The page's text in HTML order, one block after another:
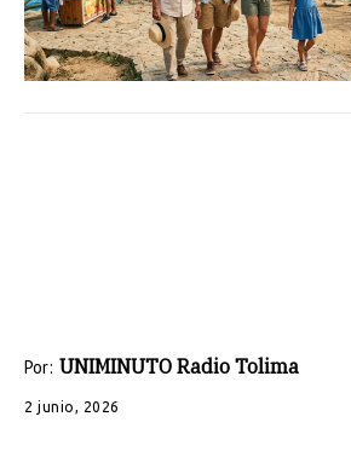
Por: UNIMINUTO Radio Tolima
2 junio, 2026